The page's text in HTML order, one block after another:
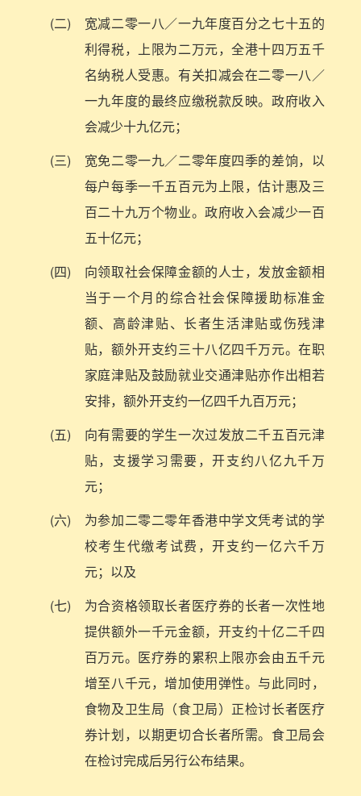
(二)
宽减二零一八／一九年度百分之七十五的
利得税，上限为二万元，全港十四万五千
名纳税人受惠。有关扣减会在二零一八／
一九年度的最终应缴税款反映。政府收入
会减少十九亿元；
(三)
宽免二零一九／二零年度四季的差饷，以
每户每季一千五百元为上限，估计惠及三
百二十九万个物业。政府收入会减少一百
五十亿元；
(四)
向领取社会保障金额的人士，发放金额相
当于一个月的综合社会保障援助标准金
额、高龄津贴、长者生活津贴或伤残津
贴，额外开支约三十八亿四千万元。在职
家庭津贴及鼓励就业交通津贴亦作出相若
安排，额外开支约一亿四千九百万元；
(五)
向有需要的学生一次过发放二千五百元津
贴，支援学习需要，开支约八亿九千万
元；
(六)
为参加二零二零年香港中学文凭考试的学
校考生代缴考试费，开支约一亿六千万
元；以及
(七)
为合资格领取长者医疗券的长者一次性地
提供额外一千元金额，开支约十亿二千四
百万元。医疗券的累积上限亦会由五千元
增至八千元，增加使用弹性。与此同时，
食物及卫生局（食卫局）正检讨长者医疗
券计划，以期更切合长者所需。食卫局会
在检讨完成后另行公布结果。